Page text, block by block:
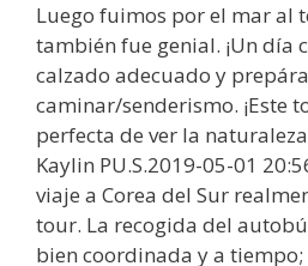
Luego fuimos por el mar al
también fue genial. ¡Un día
calzado adecuado y
caminar/senderismo. ¡Este
perfecta de ver la
Kaylin PU.S.2019-05-01
viaje a Corea del Sur
tour. La recogida del
bien coordinada y a